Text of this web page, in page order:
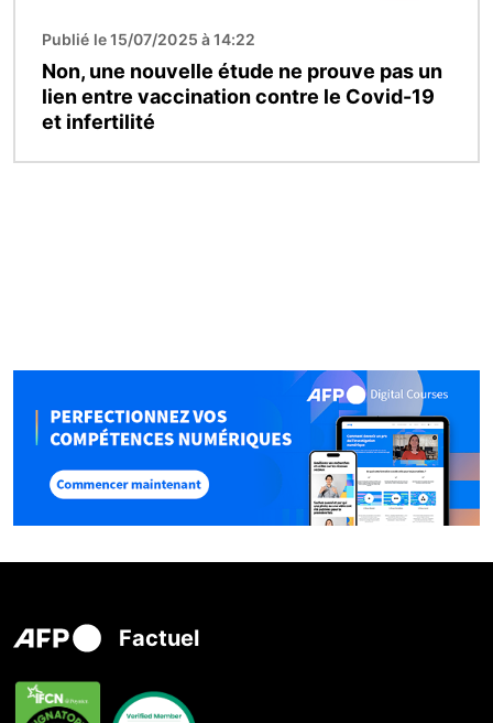
Publié le 15/07/2025 à 14:22
Non, une nouvelle étude ne prouve pas un
lien entre vaccination contre le Covid-19
et infertilité
Factuel